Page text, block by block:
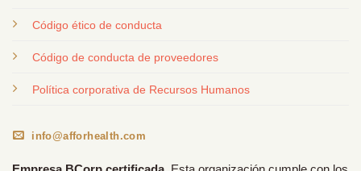
Código ético de conducta
Código de conducta de proveedores
Política corporativa de Recursos Humanos
info@afforhealth.com